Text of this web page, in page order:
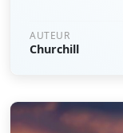
AUTEUR
Churchill